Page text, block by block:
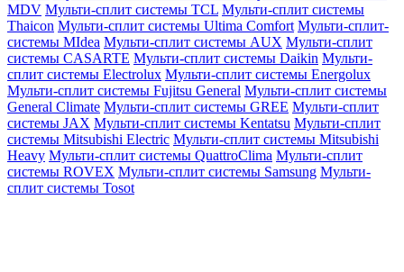
MDV Мульти-сплит системы TCL Мульти-сплит системы
Thaicon Мульти-сплит системы Ultima Comfort Мульти-сплит-
системы MIdea Мульти-сплит системы AUX Мульти-сплит
системы CASARTE Мульти-сплит системы Daikin Мульти-
сплит системы Electrolux Мульти-сплит системы Energolux
Мульти-сплит системы Fujitsu General Мульти-сплит системы
General Climate Мульти-сплит системы GREE Мульти-сплит
системы JAX Мульти-сплит системы Kentatsu Мульти-сплит
системы Mitsubishi Electric Мульти-сплит системы Mitsubishi
Heavy Мульти-сплит системы QuattroClima Мульти-сплит
системы ROVEX Мульти-сплит системы Samsung Мульти-
сплит системы Tosot